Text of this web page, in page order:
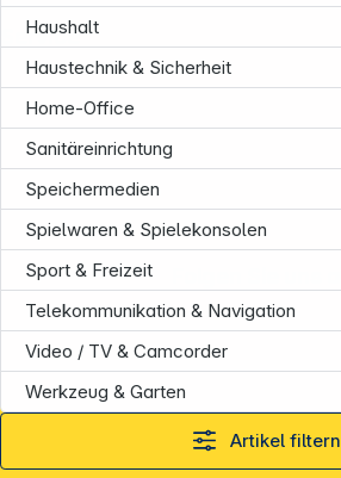
Haushalt
Haustechnik & Sicherheit
Home-Office
Sanitäreinrichtung
Speichermedien
Spielwaren & Spielekonsolen
Sport & Freizeit
Telekommunikation & Navigation
Video / TV & Camcorder
Werkzeug & Garten
Artikel filtern
Service